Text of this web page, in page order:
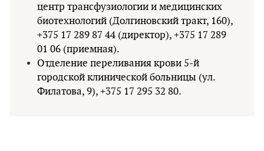
центр трансфузиологии и медицинских
биотехнологий (Долгиновский тракт, 160),
+375 17 289 87 44 (директор), +375 17 289
01 06 (приемная).
Отделение переливания крови 5-й
городской клинической больницы (ул.
Филатова, 9), +375 17 295 32 80.